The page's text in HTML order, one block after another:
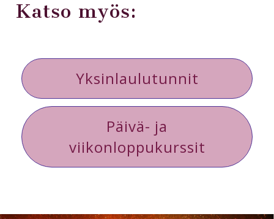
Katso myös:
Yksinlaulutunnit
Päivä- ja
viikonloppukurssit